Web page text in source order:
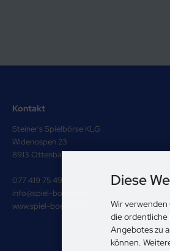
Kontakt
Steiner's Spielbörse KLG
Widenospen 23
8913 Ottenbach
077 419 75 49
info@spiel-boerse.ch
www.spiel-boerse.ch
Diese
Wir
die ordentliche
Angebotes zu
können.